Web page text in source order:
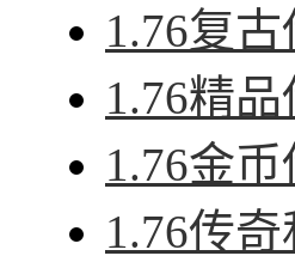
1.76复
1.76精
1.76金
1.76传